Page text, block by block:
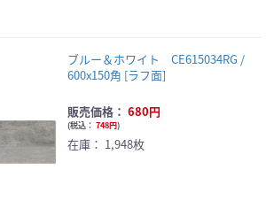
ブルー＆ホワイト CE615034RG /
600x150角 [ラフ面]
販売価格： 680円
(税込： 748円)
在庫： 1,948枚